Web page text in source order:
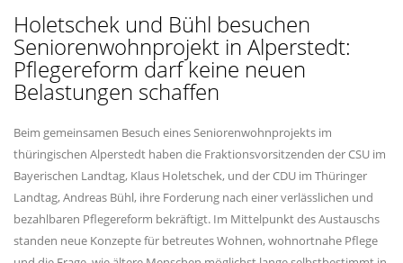
Holetschek und Bühl besuchen
Seniorenwohnprojekt in Alperstedt:
Pflegereform darf keine neuen
Belastungen schaffen
Beim gemeinsamen Besuch eines Seniorenwohnprojekts im
thüringischen Alperstedt haben die Fraktionsvorsitzenden der CSU im
Bayerischen Landtag, Klaus Holetschek, und der CDU im Thüringer
Landtag, Andreas Bühl, ihre Forderung nach einer verlässlichen und
bezahlbaren Pflegereform bekräftigt. Im Mittelpunkt des Austauschs
standen neue Konzepte für betreutes Wohnen, wohnortnahe Pflege